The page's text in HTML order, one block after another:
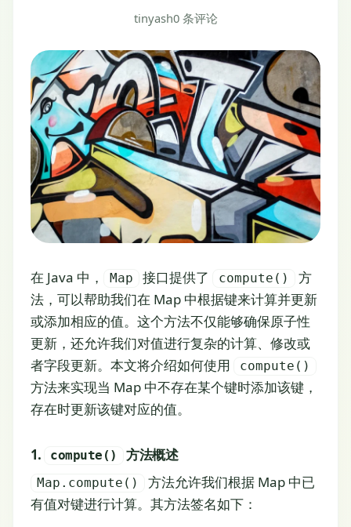
tinyash0 条评论
在 Java 中， Map 接口提供了 compute()
方
法，可以帮助我们在 Map 中根据键来计算并更新
或添加相应的值。这个方法不仅能够确保原子性
更新，还允许我们对值进行复杂的计算、修改或
者字段更新。本文将介绍如何使用
compute()
方法来实现当 Map 中不存在某个键时添加该键，
存在时更新该键对应的值。
1. compute() 方法概述
Map.compute()
方法允许我们根据 Map 中已
有值对键进行计算。其方法签名如下：